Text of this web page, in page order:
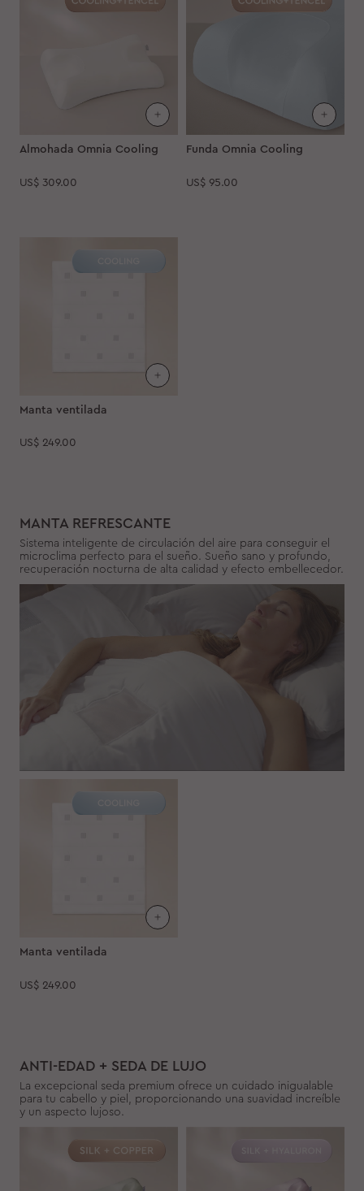
Almohada Omnia Cooling
US$ 309.00
Funda Omnia Cooling
US$ 95.00
Manta ventilada
US$ 249.00
MANTA REFRESCANTE
Sistema inteligente de circulación del aire para conseguir el
microclima perfecto para el sueño. Sueño sano y profundo,
recuperación nocturna de alta calidad y efecto embellecedor.
Manta ventilada
US$ 249.00
ANTI-EDAD + SEDA DE LUJO
La excepcional seda premium ofrece un cuidado inigualable
para tu cabello y piel, proporcionando una suavidad increíble
y un aspecto lujoso.